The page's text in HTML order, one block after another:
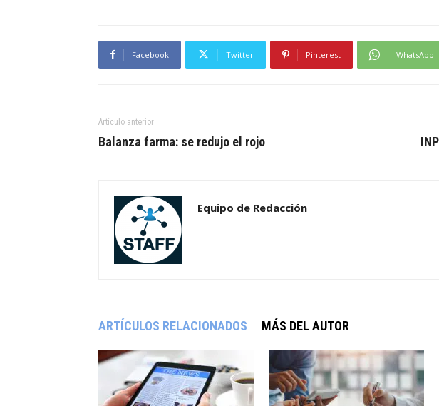
Facebook Twitter Pinterest WhatsApp
Artículo anterior
Balanza farma: se redujo el rojo
Equipo de Redacción
ARTÍCULOS RELACIONADOS MÁS DEL AUTOR